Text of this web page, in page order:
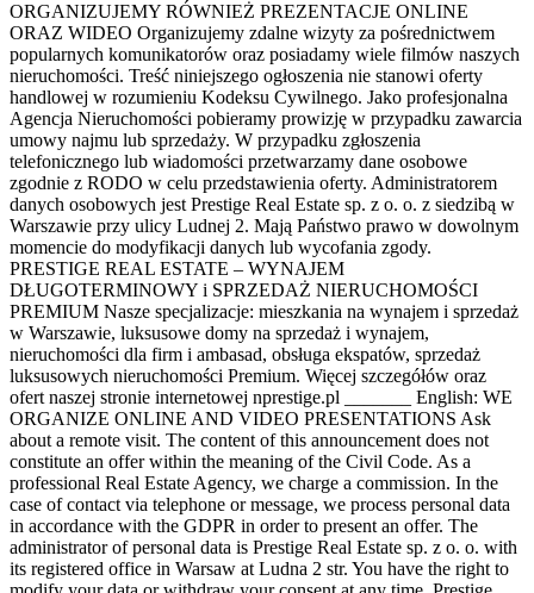
ORGANIZUJEMY RÓWNIEŻ PREZENTACJE ONLINE
ORAZ WIDEO Organizujemy zdalne wizyty za pośrednictwem
popularnych komunikatorów oraz posiadamy wiele filmów naszych
nieruchomości. Treść niniejszego ogłoszenia nie stanowi oferty
handlowej w rozumieniu Kodeksu Cywilnego. Jako profesjonalna
Agencja Nieruchomości pobieramy prowizję w przypadku zawarcia
umowy najmu lub sprzedaży. W przypadku zgłoszenia
telefonicznego lub wiadomości przetwarzamy dane osobowe
zgodnie z RODO w celu przedstawienia oferty. Administratorem
danych osobowych jest Prestige Real Estate sp. z o. o. z siedzibą w
Warszawie przy ulicy Ludnej 2. Mają Państwo prawo w dowolnym
momencie do modyfikacji danych lub wycofania zgody.
PRESTIGE REAL ESTATE – WYNAJEM
DŁUGOTERMINOWY i SPRZEDAŻ NIERUCHOMOŚCI
PREMIUM Nasze specjalizacje: mieszkania na wynajem i sprzedaż
w Warszawie, luksusowe domy na sprzedaż i wynajem,
nieruchomości dla firm i ambasad, obsługa ekspatów, sprzedaż
luksusowych nieruchomości Premium. Więcej szczegółów oraz
ofert naszej stronie internetowej nprestige.pl _______ English: WE
ORGANIZE ONLINE AND VIDEO PRESENTATIONS Ask
about a remote visit. The content of this announcement does not
constitute an offer within the meaning of the Civil Code. As a
professional Real Estate Agency, we charge a commission. In the
case of contact via telephone or message, we process personal data
in accordance with the GDPR in order to present an offer. The
administrator of personal data is Prestige Real Estate sp. z o. o. with
its registered office in Warsaw at Ludna 2 str. You have the right to